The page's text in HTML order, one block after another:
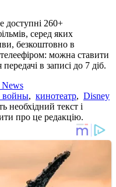
доступні 260+
серед яких
безкоштовно в
можна ставити
в записі до 7 діб.
News
войны, кинотеатр, Disney
необхідний текст і
про це редакцію.